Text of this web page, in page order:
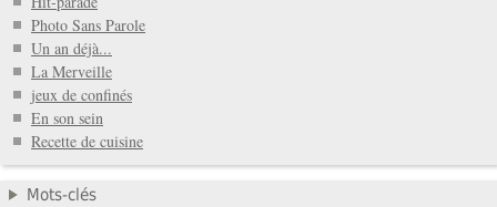
Photo Sans Parole
Un an déjà...
La Merveille
jeux de confinés
En son sein
Recette de cuisine
Mots-clés